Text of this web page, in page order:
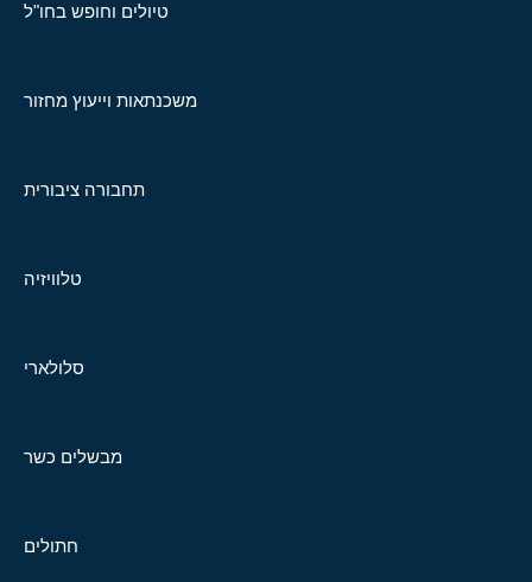
טיולים וחופש בחו"ל
משכנתאות וייעוץ מחזור
תחבורה ציבורית
טלוויזיה
סלולארי
מבשלים כשר
חתולים